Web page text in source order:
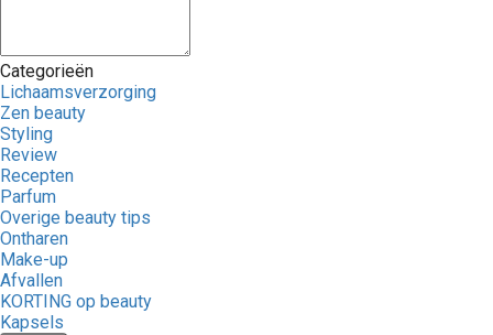
Categorieën
Lichaamsverzorging
Zen beauty
Styling
Review
Recepten
Parfum
Overige beauty tips
Ontharen
Make-up
Afvallen
KORTING op beauty
Kapsels